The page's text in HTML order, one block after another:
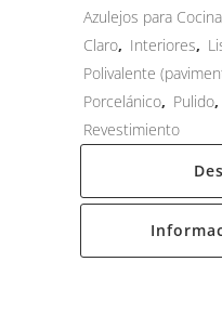
Azulejos para Cocina
Claro, Interiores,
Polivalente
Porcelánico, Pulido,
Revestimiento